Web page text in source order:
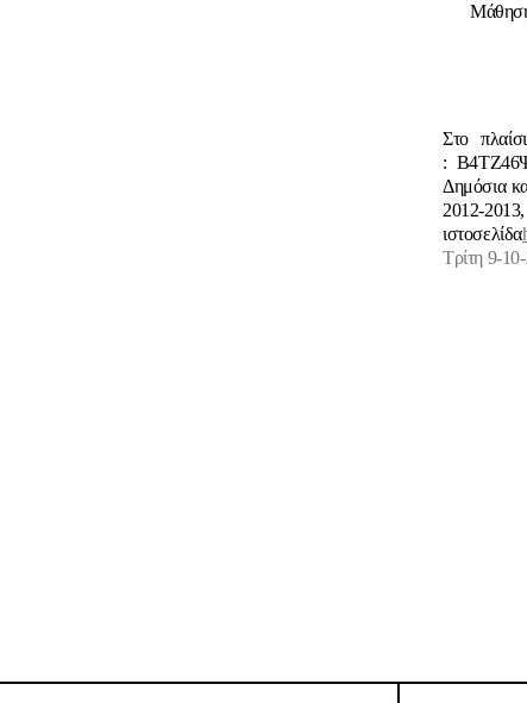
Στο
: B4TZ
Δημόσια
2012-
ιστοσελίδα
Τρίτη 9-